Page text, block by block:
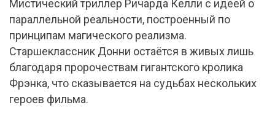
Мистический триллер Ричарда Келли с идеей о
параллельной реальности, построенный по
принципам магического реализма.
Старшеклассник Донни остаётся в живых лишь
благодаря пророчествам гигантского кролика
Фрэнка, что сказывается на судьбах нескольких
героев фильма.